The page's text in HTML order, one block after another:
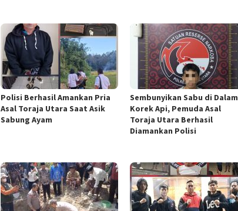
Polisi Berhasil Amankan Pria
Asal Toraja Utara Saat Asik
Sabung Ayam
Sembunyikan Sabu di Dalam
Korek Api, Pemuda Asal
Toraja Utara Berhasil
Diamankan Polisi